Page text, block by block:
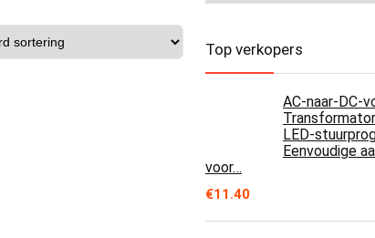
Top verkopers
AC-naar-DC-
LED-
Eenvoudige
voor…
€11.40